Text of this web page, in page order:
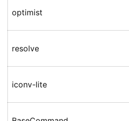
optimist
resolve
iconv-lite